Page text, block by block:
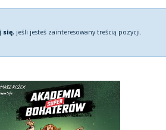
się, jeśli jesteś zainteresowany treścią pozycji.